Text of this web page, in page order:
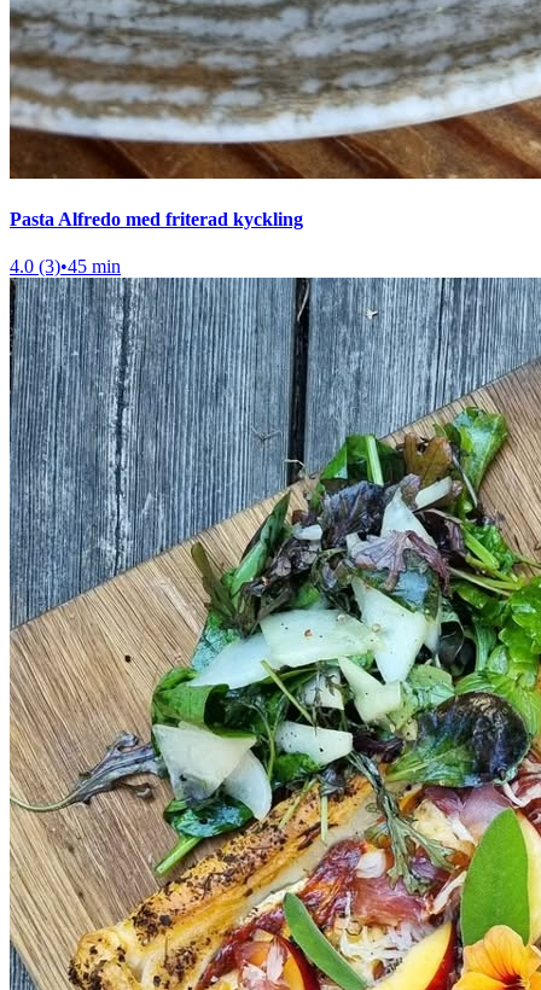
Pasta Alfredo med friterad kyckling
4.0 (3)•45 min